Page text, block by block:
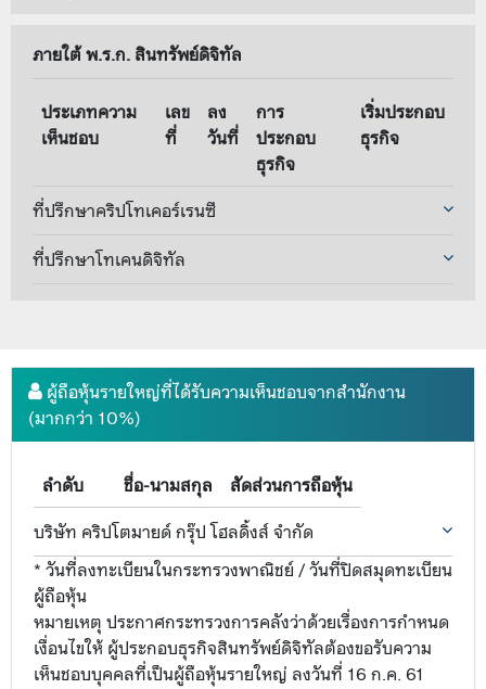
ภายใต้ พ.ร.ก. สินทรัพย์ดิจิทัล
ประเภทความ
เห็นชอบ
เลข
ที่
ลง
วันที่
การ
ประกอบ
ธุรกิจ
เริ่มประกอบ
ธุรกิจ
ที่ปรึกษาคริปโทเคอร์เรนซี
ที่ปรึกษาโทเคนดิจิทัล
ผู้ถือหุ้นรายใหญ่ที่ได้รับความเห็นชอบจากสำนักงาน
(มากกว่า 10%)
ลำดับ ชื่อ-นามสกุล
สัดส่วนการถือหุ้น
บริษัท คริปโตมายด์ กรุ๊ป โฮลดิ้งส์ จำกัด
* วันที่ลงทะเบียนในกระทรวงพาณิชย์ / วันที่ปิดสมุดทะเบียน
ผู้ถือหุ้น
หมายเหตุ ประกาศกระทรวงการคลังว่าด้วยเรื่องการกำหนด
เงื่อนไขให้ ผู้ประกอบธุรกิจสินทรัพย์ดิจิทัลต้องขอรับความ
เห็นชอบบุคคลที่เป็นผู้ถือหุ้นรายใหญ่ ลงวันที่ 16 ก.ค. 61